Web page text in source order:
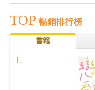
TOP 暢銷排行榜
書籍